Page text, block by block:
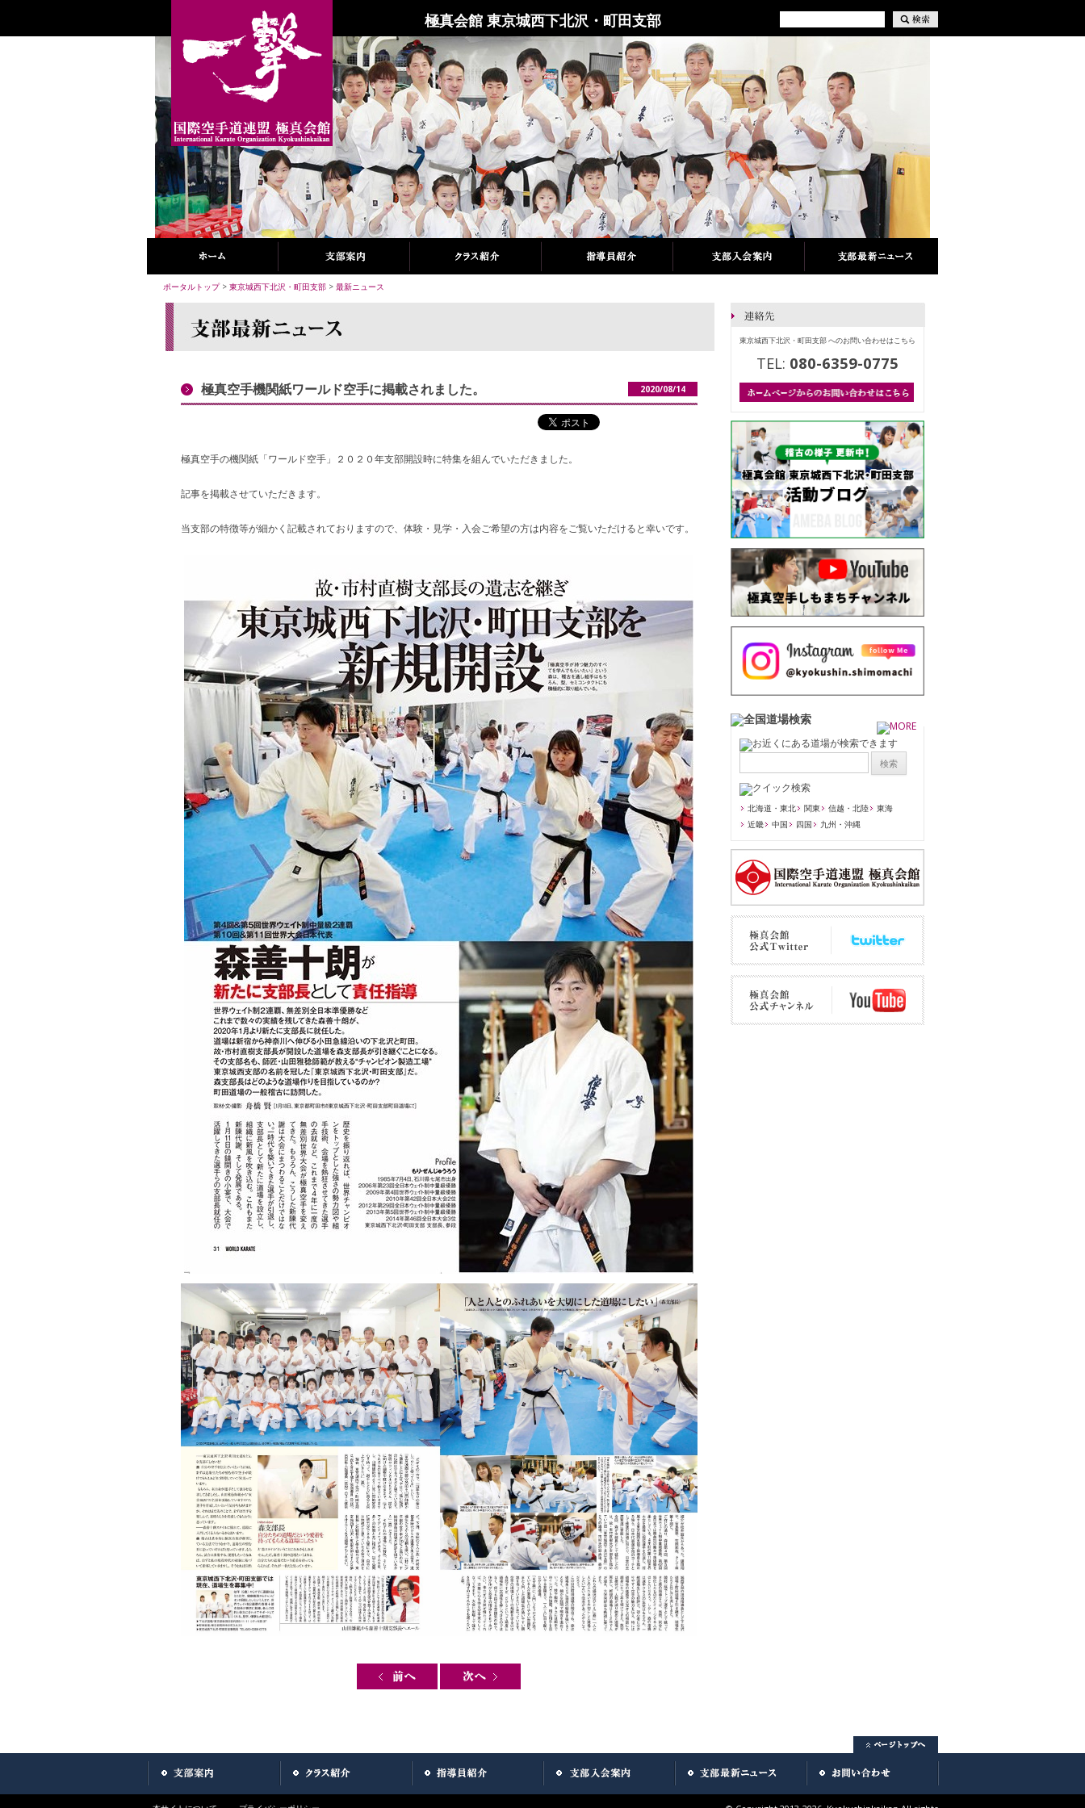
極真会館 東京城西下北沢・町田支部
ポータルトップ> 東京城西下北沢・町田支部 > 最新ニュース
極真空手機関紙ワールド空手に掲載されました。 2020/08/14
極真空手の機関紙「ワールド空手」２０２０年支部開設時に特集を組んでいただきました。
記事を掲載させていただきます。
当支部の特徴等が細かく記載されておりますので、体験・見学・入会ご希望の方は内容をご覧いただけると幸いです。
東京城西下北沢・町田支部 へのお問い合わせはこちら
TEL: 080-6359-0775
北海道・東北 関東 信越・北陸
東海
近畿
中国 四国 九州・沖縄